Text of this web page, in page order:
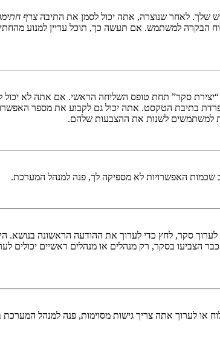
שלך. לאחר שנוצרה, אתה יכול לסמן את התיבהצרף
למשתמש. אם תעשה כך, תוכל עדיין למנוע
סקר” תחת טופס השליחה הראשי. אם אתה לא
בתיבת הטקסט. אתה יכול גם לקבוע את מספר
האפשרויות לא מספיקה לך, פנה למנהל המערכת.
לערוך סקר, לחץ כדי לערוך את ההודעה הראשונה
בסקר, רק מנהלים או מנהלים ראשיים יכולים
או לערוך אתה צריך גישות מסוימות, פנה למנהל